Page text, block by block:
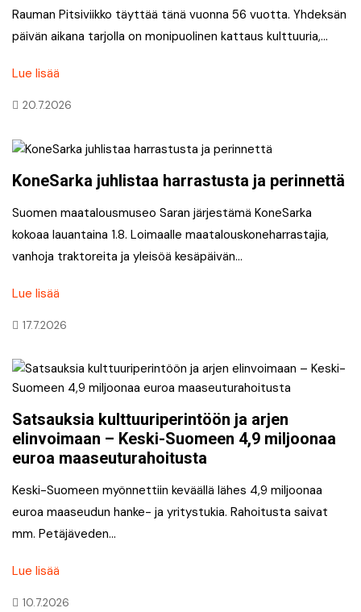
Rauman Pitsiviikko täyttää tänä vuonna 56 vuotta. Yhdeksän
päivän aikana tarjolla on monipuolinen kattaus kulttuuria,…
Lue lisää
20.7.2026
KoneSarka juhlistaa harrastusta ja perinnettä
Suomen maatalousmuseo Saran järjestämä KoneSarka
kokoaa lauantaina 1.8. Loimaalle maatalouskoneharrastajia,
vanhoja traktoreita ja yleisöä kesäpäivän…
Lue lisää
17.7.2026
Satsauksia kulttuuriperintöön ja arjen
elinvoimaan – Keski-Suomeen 4,9 miljoonaa
euroa maaseuturahoitusta
Keski-Suomeen myönnettiin keväällä lähes 4,9 miljoonaa
euroa maaseudun hanke- ja yritystukia. Rahoitusta saivat
mm. Petäjäveden…
Lue lisää
10.7.2026